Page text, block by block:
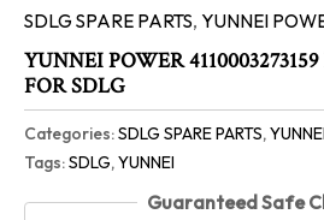
SDLG SPARE PARTS, YUNNEI
YUNNEI POWER
FOR SDLG
Categories:SDLG SPARE PARTS,
Tags:SDLG,YUNNEI
Guaranteed Safe